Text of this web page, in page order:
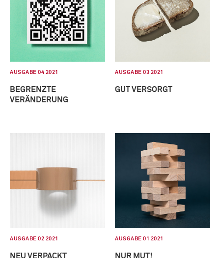
AUSGABE 04 2021
BEGRENZTE
VERÄNDERUNG
AUSGABE 03 2021
GUT VERSORGT
AUSGABE 02 2021
NEU VERPACKT
AUSGABE 01 2021
NUR MUT!